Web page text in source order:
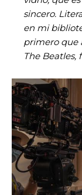
sincero.
en mi
primero que
The Beatles,